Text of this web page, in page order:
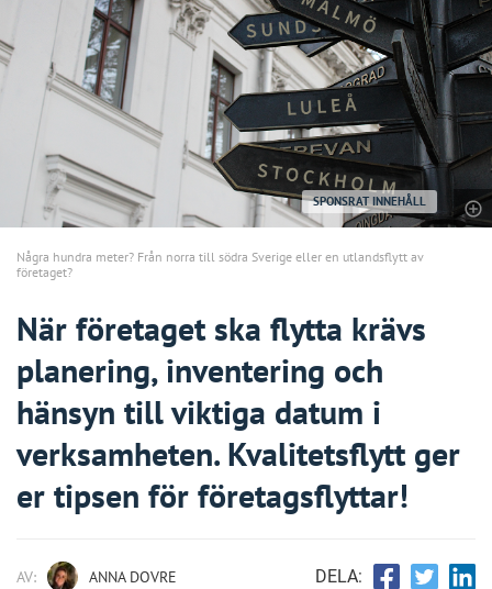
SPONSRAT INNEHÅLL
Några hundra meter? Från norra till södra Sverige eller en utlandsflytt av
företaget?
När företaget ska flytta krävs
planering, inventering och
hänsyn till viktiga datum i
verksamheten. Kvalitetsflytt ger
er tipsen för företagsflyttar!
AV: ANNA DOVRE DELA: